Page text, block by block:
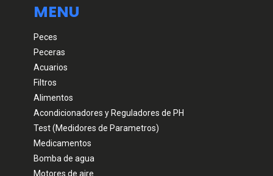
MENU
Peces
Peceras
Acuarios
Filtros
Alimentos
Acondicionadores y Reguladores de PH
Test (Medidores de Parametros)
Medicamentos
Bomba de agua
Motores de aire